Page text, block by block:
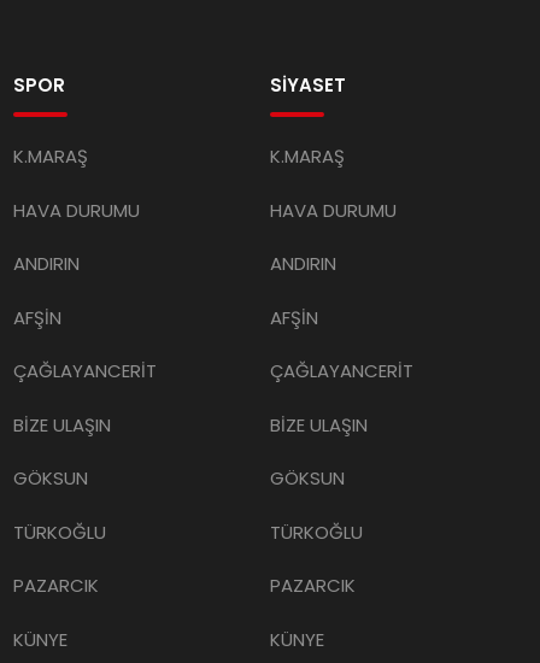
SPOR
K.MARAŞ
HAVA DURUMU
ANDIRIN
AFŞİN
ÇAĞLAYANCERİT
BİZE ULAŞIN
GÖKSUN
TÜRKOĞLU
PAZARCIK
KÜNYE
SİYASET
K.MARAŞ
HAVA DURUMU
ANDIRIN
AFŞİN
ÇAĞLAYANCERİT
BİZE ULAŞIN
GÖKSUN
TÜRKOĞLU
PAZARCIK
KÜNYE